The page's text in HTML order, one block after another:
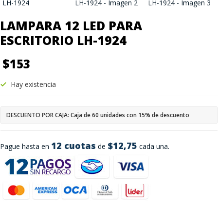
LAMPARA 12 LED PARA
ESCRITORIO LH-1924
$153
Pague hasta en 12 cuotas de $12,75 cada una.
Hay existencia
DESCUENTO POR CAJA: Caja de 60 unidades con 15% de descuento